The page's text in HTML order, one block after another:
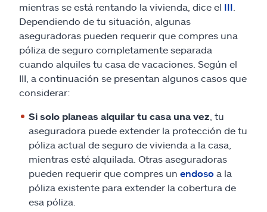
mientras se está rentando la vivienda, dice el III
Dependiendo de tu situación, algunas
aseguradoras pueden requerir que compres una
póliza de seguro completamente separada
cuando alquiles tu casa de vacaciones. Según el
III, a continuación se presentan algunos casos que
considerar:
Si solo planeas alquilar tu casa una vez , tu
aseguradora puede extender la protección de tu
póliza actual de seguro de vivienda a la casa,
mientras esté alquilada. Otras aseguradoras
pueden requerir que compres un endoso a la
póliza existente para extender la cobertura de
esa póliza.